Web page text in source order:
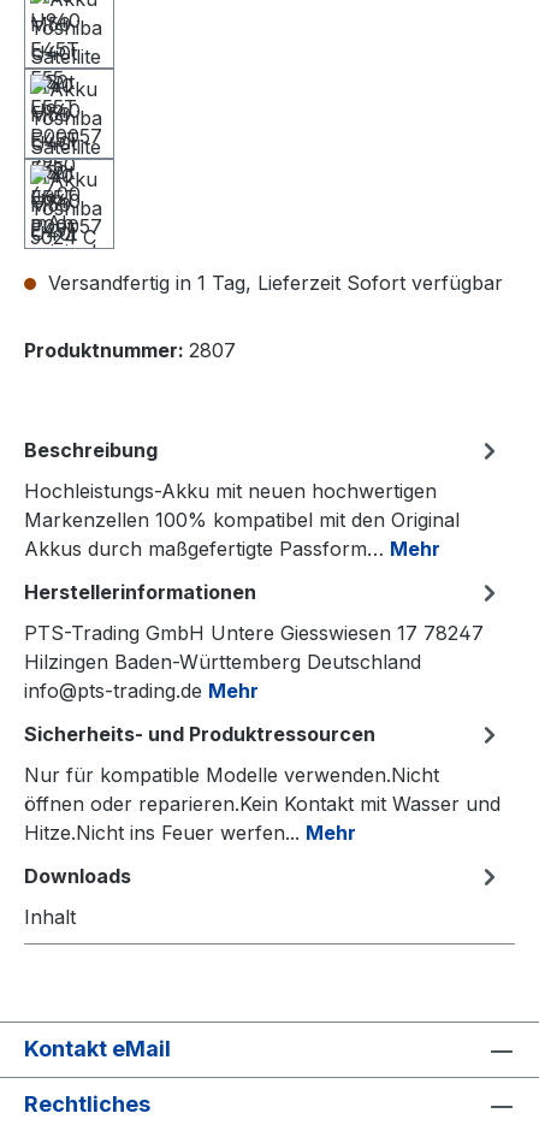
Versandfertig in 1 Tag, Lieferzeit Sofort verfügbar
Produktnummer: 2807
Beschreibung
Hochleistungs-Akku mit neuen hochwertigen
Markenzellen 100% kompatibel mit den Original
Akkus durch maßgefertigte Passform… Mehr
Herstellerinformationen
PTS-Trading GmbH Untere Giesswiesen 17 78247
Hilzingen Baden-Württemberg Deutschland
info@pts-trading.de Mehr
Sicherheits- und Produktressourcen
Nur für kompatible Modelle verwenden.Nicht
öffnen oder reparieren.Kein Kontakt mit Wasser und
Hitze.Nicht ins Feuer werfen... Mehr
Downloads
Inhalt
Kontakt eMail
Rechtliches